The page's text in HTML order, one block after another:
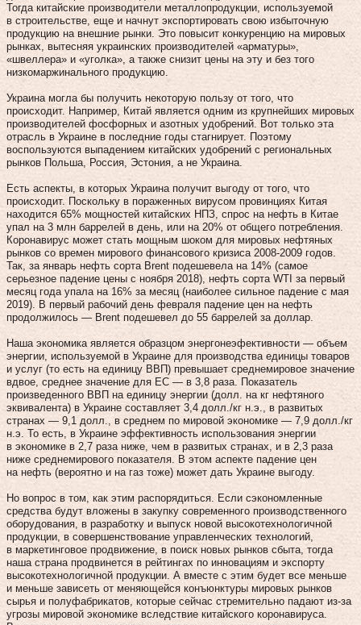
Тогда китайские производители металлопродукции, используемой
в строительстве, еще и начнут экспортировать свою избыточную
продукцию на внешние рынки. Это повысит конкуренцию на мировых
рынках, вытесняя украинских производителей «арматуры»,
«швеллера» и «уголка», а также снизит цены на эту и без того
низкомаржинального продукцию.
Украина могла бы получить некоторую пользу от того, что
происходит. Например, Китай является одним из крупнейших мировых
производителей фосфорных и азотных удобрений. Вот только эта
отрасль в Украине в последние годы стагнирует. Поэтому
воспользуются выпадением китайских удобрений с региональных
рынков Польша, Россия, Эстония, а не Украина.
Есть аспекты, в которых Украина получит выгоду от того, что
происходит. Поскольку в пораженных вирусом провинциях Китая
находится 65% мощностей китайских НПЗ, спрос на нефть в Китае
упал на 3 млн баррелей в день, или на 20% от общего потребления.
Коронавирус может стать мощным шоком для мировых нефтяных
рынков со времен мирового финансового кризиса 2008-2009 годов.
Так, за январь нефть сорта Brent подешевела на 14% (самое
серьезное падение цены с ноября 2018), нефть сорта WTI за первый
месяц года упала на 16% за месяц (наиболее сильное падение с мая
2019). В первый рабочий день февраля падение цен на нефть
продолжилось — Brent подешевел до 55 баррелей за доллар.
Наша экономика является образцом энергонеэфективности — объем
энергии, используемой в Украине для производства единицы товаров
и услуг (то есть на единицу ВВП) превышает среднемировое значение
вдвое, среднее значение для ЕС — в 3,8 раза. Показатель
произведенного ВВП на единицу энергии (долл. на кг нефтяного
эквивалента) в Украине составляет 3,4 долл./кг н.э., в развитых
странах — 9,1 долл., в среднем по мировой экономике — 7,9 долл./кг
н.э. То есть, в Украине эффективность использования энергии
в экономике в 2,7 раза ниже, чем в развитых странах, и в 2,3 раза
ниже среднемирового показателя. В этом аспекте падение цен
на нефть (вероятно и на газ тоже) может дать Украине выгоду.
Но вопрос в том, как этим распорядиться. Если сэкономленные
средства будут вложены в закупку современного производственного
оборудования, в разработку и выпуск новой высокотехнологичной
продукции, в совершенствование управленческих технологий,
в маркетинговое продвижение, в поиск новых рынков сбыта, тогда
наша страна продвинется в рейтингах по инновациям и экспорту
высокотехнологичной продукции. А вместе с этим будет все меньше
и меньше зависеть от меняющейся конъюнктуры мировых рынков
сырья и полуфабрикатов, которые сейчас стремительно падают из-за
угрозы мировой экономике вследствие китайского коронавируса.